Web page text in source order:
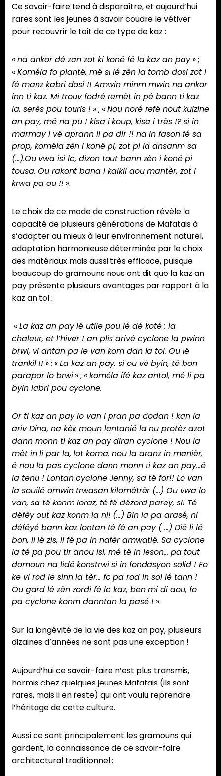
Ce savoir-faire tend à disparaître, et aujourd’hui
rares sont les jeunes à savoir coudre le vétiver
pour recouvrir le toit de ce type de kaz :
«na ankor dé zan zot ki koné fé la kaz an pay» ;
«Koméla fo planté, mé si lé zèn la tomb dosi zot i
fé manz kabri dosi !! Amwin minm mwin na ankor
inn ti kaz. Mi trouv fodré remèt in pé bann ti kaz
la, serès pou touris ! » ; «Nou noré refé nout kuizine
an pay, mé na pu ! kisa i koup, kisa i très !? si in
marmay i vé aprann li pa dir !! na in fason fé sa
prop, koméla zèn i koné pi, zot pi la ansanm sa
(…).Ou vwa isi la, dizon tout bann zèn i koné pi
tousa. Ou rakont bana i kalkil aou mantèr, zot i
krwa pa ou !! ».
Le choix de ce mode de construction révèle la
capacité de plusieurs générations de Mafatais à
s’adapter au mieux à leur environnement naturel,
adaptation harmonieuse déterminée par le choix
des matériaux mais aussi très efficace, puisque
beaucoup de gramouns nous ont dit que la kaz an
pay présente plusieurs avantages par rapport à la
kaz an tol :
«La kaz an pay lé utile pou lé dé koté : la
chaleur, et l’hiver ! an plis arivé cyclone la pwinn
brwi, vi antan pa le van kom dan la tol. Ou lé
trankil !! » ; «La kaz an pay, si ou vé byin, té bon
parapor lo brwi » ; «koméla ifé kaz antol, mé li pa
byin labri pou cyclone.
Or ti kaz an pay lo van i pran pa dodan ! kan la
ariv Dina, na kèk moun lantanié la nu protèz azot
dann monn ti kaz an pay diran cyclone ! Nou la
mèt in li par la, lot koma, nou la aranz in manièr,
é nou la pas cyclone dann monn ti kaz an pay…é
la tenu ! Lontan cyclone Jenny, sa té for!! Lo van
la souflé omwin trwasan kilométrèr (…) Ou vwa lo
van, sa té konm loraz, té fé dézord parey, si! Té
défèy out kaz konm la ni! (…) Bin la pa arasé, ni
déféyé bann kaz lontan té fé an pay ( …) Dié li lé
bon, li lé zis, li fé pa in nafèr amwatié. Sa cyclone
la té pa pou tir anou isi, mé té in leson… pa tout
domoun na lidé konstrwi si in fondasyon solid ! Fo
ke vi rod le sinn la tèr… fo pa rod in sol lé tann !
Ou gard lé zèn zordi fé la kaz, ben mi di aou, fo
pa cyclone konm danntan la pasé ! ».
Sur la longévité de la vie des kaz an pay, plusieurs
dizaines d’années ne sont pas une exception !
Aujourd’hui ce savoir-faire n’est plus transmis,
hormis chez quelques jeunes Mafatais (ils sont
rares, mais il en reste) qui ont voulu reprendre
l’héritage de cette culture.
Aussi ce sont principalement les gramouns qui
gardent, la connaissance de ce savoir-faire
architectural traditionnel :